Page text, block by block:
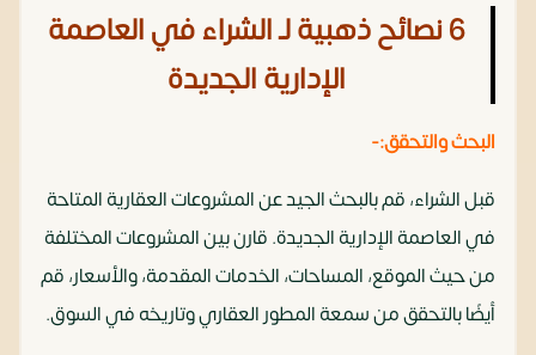
6 نصائح ذهبية لـ الشراء في العاصمة
الإدارية الجديدة
البحث والتحقق:-
قبل الشراء، قم بالبحث الجيد عن المشروعات العقارية المتاحة
في العاصمة الإدارية الجديدة. قارن بين المشروعات المختلفة
من حيث الموقع، المساحات، الخدمات المقدمة، والأسعار، قم
أيضًا بالتحقق من سمعة المطور العقاري وتاريخه في السوق.